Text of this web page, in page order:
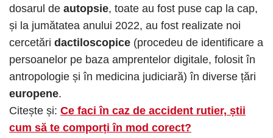
dosarul de autopsie, toate au fost puse cap la cap,
și la jumătatea anului 2022, au fost realizate noi
cercetări dactiloscopice (procedeu de identificare a
persoanelor pe baza amprentelor digitale, folosit în
antropologie și în medicina judiciară) în diverse țări
europene.
Citește și: Ce faci în caz de accident rutier, știi
cum să te comporți în mod corect?